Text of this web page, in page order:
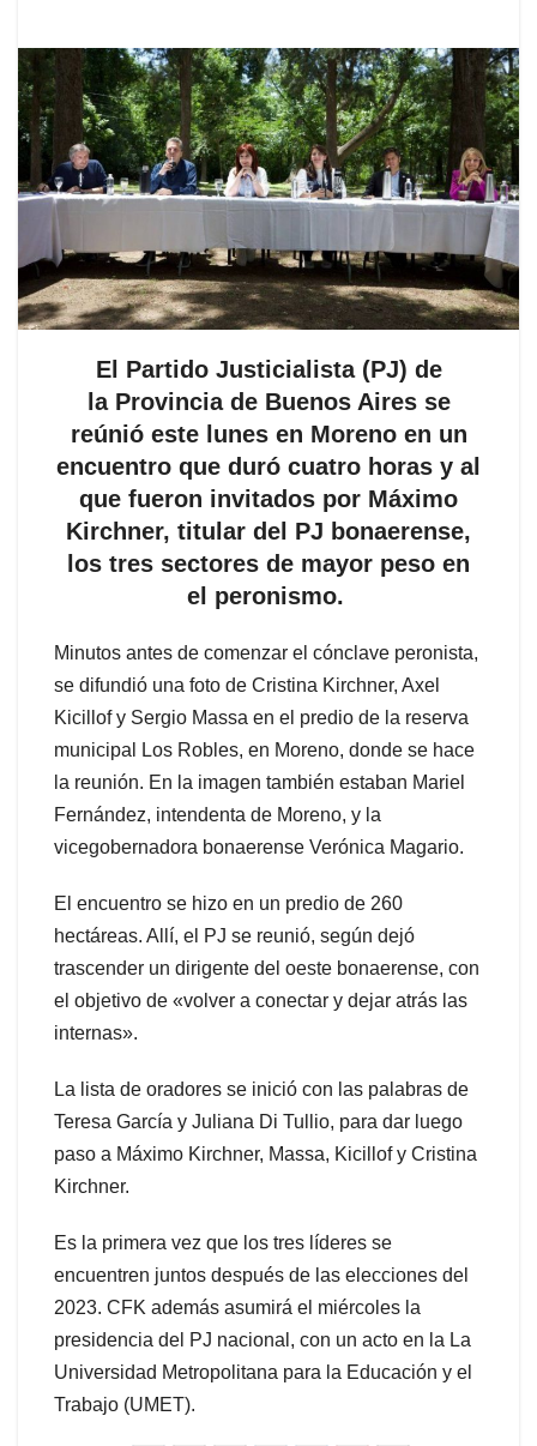
El Partido Justicialista (PJ) de
la Provincia de Buenos Aires se
reúnió este lunes en Moreno en un
encuentro que duró cuatro horas y al
que fueron invitados por Máximo
Kirchner, titular del PJ bonaerense,
los tres sectores de mayor peso en
el peronismo.
Minutos antes de comenzar el cónclave peronista,
se difundió una foto de Cristina Kirchner, Axel
Kicillof y Sergio Massa en el predio de la reserva
municipal Los Robles, en Moreno, donde se hace
la reunión. En la imagen también estaban Mariel
Fernández, intendenta de Moreno, y la
vicegobernadora bonaerense Verónica Magario.
El encuentro se hizo en un predio de 260
hectáreas. Allí, el PJ se reunió, según dejó
trascender un dirigente del oeste bonaerense, con
el objetivo de «volver a conectar y dejar atrás las
internas».
La lista de oradores se inició con las palabras de
Teresa García y Juliana Di Tullio, para dar luego
paso a Máximo Kirchner, Massa, Kicillof y Cristina
Kirchner.
Es la primera vez que los tres líderes se
encuentren juntos después de las elecciones del
2023. CFK además asumirá el miércoles la
presidencia del PJ nacional, con un acto en la La
Universidad Metropolitana para la Educación y el
Trabajo (UMET).